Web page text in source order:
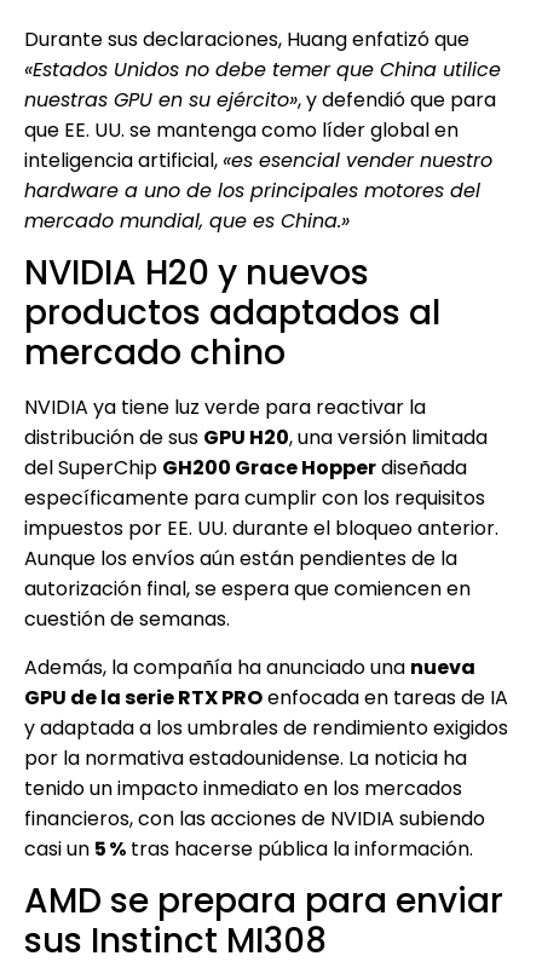
Durante sus declaraciones, Huang enfatizó que
«Estados Unidos no debe temer que China utilice
nuestras GPU en su ejército», y defendió que para
que EE. UU. se mantenga como líder global en
inteligencia artificial,«es esencial vender nuestro
hardware a uno de los principales motores del
mercado mundial, que es China.»
NVIDIA H20 y nuevos
productos adaptados al
mercado chino
NVIDIA ya tiene luz verde para reactivar la
distribución de sus GPU H20, una versión limitada
del SuperChip GH200 Grace Hopperdiseñada
específicamente para cumplir con los requisitos
impuestos por EE. UU. durante el bloqueo anterior.
Aunque los envíos aún están pendientes de la
autorización final, se espera que comiencen en
cuestión de semanas.
Además, la compañía ha anunciado una nueva
GPU de la serie RTX PROenfocada en tareas de IA
y adaptada a los umbrales de rendimiento exigidos
por la normativa estadounidense. La noticia ha
tenido un impacto inmediato en los mercados
financieros, con las acciones de NVIDIA subiendo
casi un 5 % tras hacerse pública la información.
AMD se prepara para enviar
sus Instinct MI308